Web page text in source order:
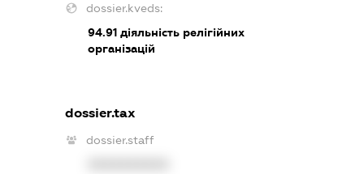
dossier.kveds:
94.91діяльність релігійних
організацій
dossier.tax
dossier.staff